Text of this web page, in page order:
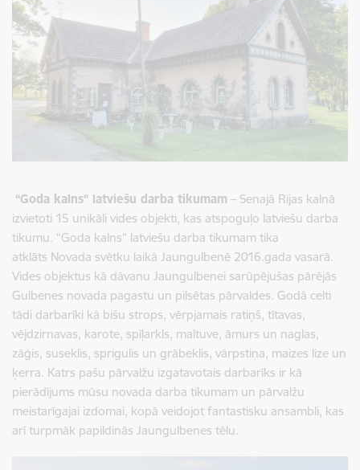
“Goda kalns” latviešu darba tikumam – Senajā Rijas kalnā
izvietoti 15 unikāli vides objekti, kas atspoguļo latviešu darba
tikumu. “Goda kalns” latviešu darba tikumam tika
atklāts Novada svētku laikā Jaungulbenē 2016.gada vasarā.
Vides objektus kā dāvanu Jaungulbenei sarūpējušas pārējās
Gulbenes novada pagastu un pilsētas pārvaldes. Godā celti
tādi darbarīki kā bišu strops, vērpjamais ratiņš, tītavas,
vējdzirnavas, karote, spīļarkls, maltuve, āmurs un naglas,
zāģis, suseklis, sprigulis un grābeklis, vārpstiņa, maizes lize un
ķerra. Katrs pašu pārvalžu izgatavotais darbarīks ir kā
pierādījums mūsu novada darba tikumam un pārvalžu
meistarīgajai izdomai, kopā veidojot fantastisku ansambli, kas
arī turpmāk papildinās Jaungulbenes tēlu.